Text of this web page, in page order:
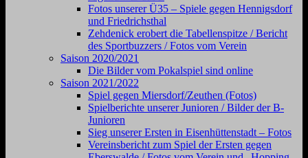
Fotos unserer Ü35 – Spiele gegen Hennigsdorf
und Friedrichsthal
Zehdenick erobert die Tabellenspitze / Bericht
des Sportbuzzers / Fotos vom Verein
Saison 2020/2021
Die Bilder vom Pokalspiel sind online
Saison 2021/2022
Spiel gegen Miersdorf/Zeuthen (Fotos)
Spielberichte unserer Junioren / Bilder der B-
Junioren
Sieg unserer Ersten in Eisenhüttenstadt – Fotos
Vereinsbericht zum Spiel der Ersten gegen